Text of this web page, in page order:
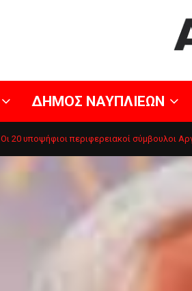
ΔΗΜΟΣ ΝΑΥΠΛΙΕΩΝ
Οι 20 υποψήφιοι περιφερειακοί σύμβουλοι